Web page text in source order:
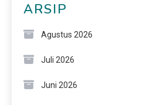
ARSIP
Agustus 2026
Juli 2026
Juni 2026